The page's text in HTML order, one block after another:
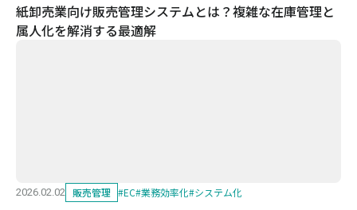
紙卸売業向け販売管理システムとは？複雑な在庫管理と
属人化を解消する最適解
2026.02.02 販売管理 #EC#業務効率化#システム化